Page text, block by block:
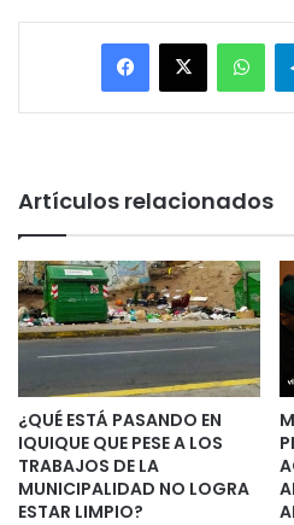
Facebook
X
Artículos relacionados
¿QUÉ ESTÁ PASANDO EN
IQUIQUE QUE PESE A LOS
TRABAJOS DE LA
MUNICIPALIDAD NO LOGRA
ESTAR LIMPIO?